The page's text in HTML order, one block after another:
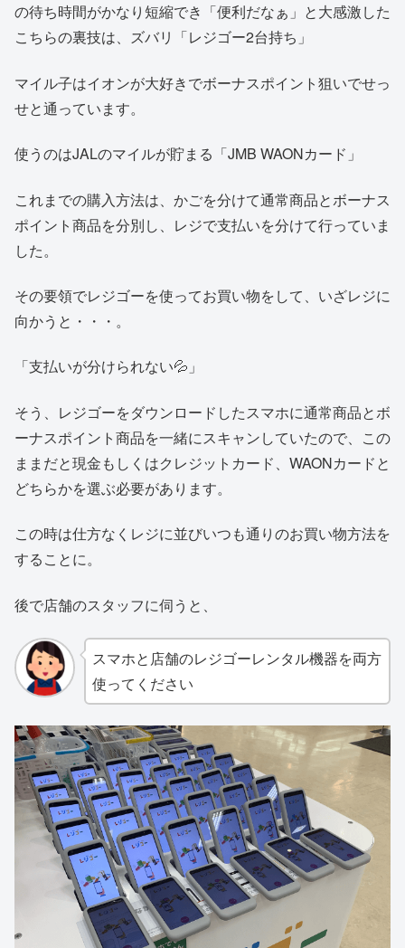
の待ち時間がかなり短縮でき「便利だなぁ」と大感激した
こちらの裏技は、ズバリ「レジゴー2台持ち」
マイル子はイオンが大好きでボーナスポイント狙いでせっ
せと通っています。
使うのはJALのマイルが貯まる「JMB WAONカード」
これまでの購入方法は、かごを分けて通常商品とボーナス
ポイント商品を分別し、レジで支払いを分けて行っていま
した。
その要領でレジゴーを使ってお買い物をして、いざレジに
向かうと・・・。
「支払いが分けられない💦」
そう、レジゴーをダウンロードしたスマホに通常商品とボ
ーナスポイント商品を一緒にスキャンしていたので、この
ままだと現金もしくはクレジットカード、WAONカードと
どちらかを選ぶ必要があります。
この時は仕方なくレジに並びいつも通りのお買い物方法を
することに。
後で店舗のスタッフに伺うと、
スマホと店舗のレジゴーレンタル機器を両方
使ってください